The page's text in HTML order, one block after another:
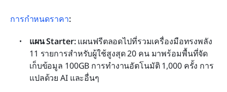
การกำหนดราคา:
แผน Starter: แผนฟรีตลอดไปที่รวมเครื่องมือทรงพลัง
11 รายการสำหรับผู้ใช้สูงสุด 20 คน มาพร้อมพื้นที่จัด
เก็บข้อมูล 100GB การทำงานอัตโนมัติ 1,000 ครั้ง การ
แปลด้วย AI และอื่นๆ